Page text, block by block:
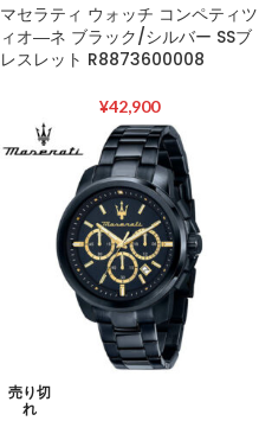
マセラティ ウォッチ コンペティツ
ィオ―ネ ブラック/シルバー SSブ
レスレット R8873600008
¥42,900
売り切
れ